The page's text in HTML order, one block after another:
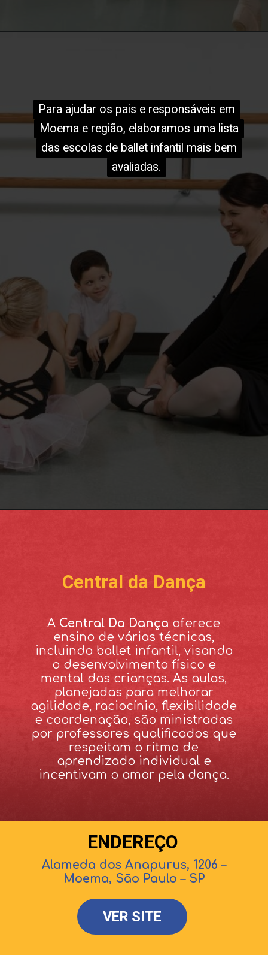
Para ajudar os pais e responsáveis em
Moema e região, elaboramos uma lista
das escolas de ballet infantil mais bem
avaliadas.
Para ajudar os pais e responsáveis em
Moema e região, elaboramos uma lista
das escolas de ballet infantil mais bem
avaliadas.
A Central Da Dança oferece
ensino de várias técnicas,
incluindo ballet infantil, visando
o desenvolvimento físico e
mental das crianças. As aulas,
planejadas para melhorar
agilidade, raciocínio, flexibilidade
e coordenação, são ministradas
por professores qualificados que
respeitam o ritmo de
aprendizado individual e
incentivam o amor pela dança.
Central da Dança
ENDEREÇO
Alameda dos Anapurus, 1206 –
Moema, São Paulo – SP
VER SITE